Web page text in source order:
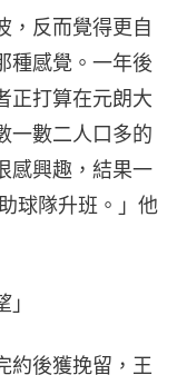
，反而覺得更自
種感覺。一年後
正打算在元朗大
一數二人口多的
感興趣，結果一
球隊升班。」他
約後獲挽留，王